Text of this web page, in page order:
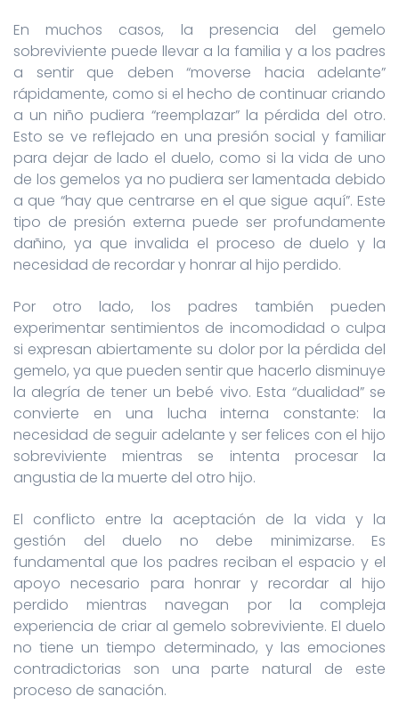
En muchos casos, la presencia del gemelo
sobreviviente puede llevar a la familia y a los padres
a sentir que deben “moverse hacia adelante”
rápidamente, como si el hecho de continuar criando
a un niño pudiera “reemplazar” la pérdida del otro.
Esto se ve reflejado en una presión social y familiar
para dejar de lado el duelo, como si la vida de uno
de los gemelos ya no pudiera ser lamentada debido
a que “hay que centrarse en el que sigue aquí”. Este
tipo de presión externa puede ser profundamente
dañino, ya que invalida el proceso de duelo y la
necesidad de recordar y honrar al hijo perdido.
Por otro lado, los padres también pueden
experimentar sentimientos de incomodidad o culpa
si expresan abiertamente su dolor por la pérdida del
gemelo, ya que pueden sentir que hacerlo disminuye
la alegría de tener un bebé vivo. Esta “dualidad” se
convierte en una lucha interna constante: la
necesidad de seguir adelante y ser felices con el hijo
sobreviviente mientras se intenta procesar la
angustia de la muerte del otro hijo.
El conflicto entre la aceptación de la vida y la
gestión del duelo no debe minimizarse. Es
fundamental que los padres reciban el espacio y el
apoyo necesario para honrar y recordar al hijo
perdido mientras navegan por la compleja
experiencia de criar al gemelo sobreviviente. El duelo
no tiene un tiempo determinado, y las emociones
contradictorias son una parte natural de este
proceso de sanación.